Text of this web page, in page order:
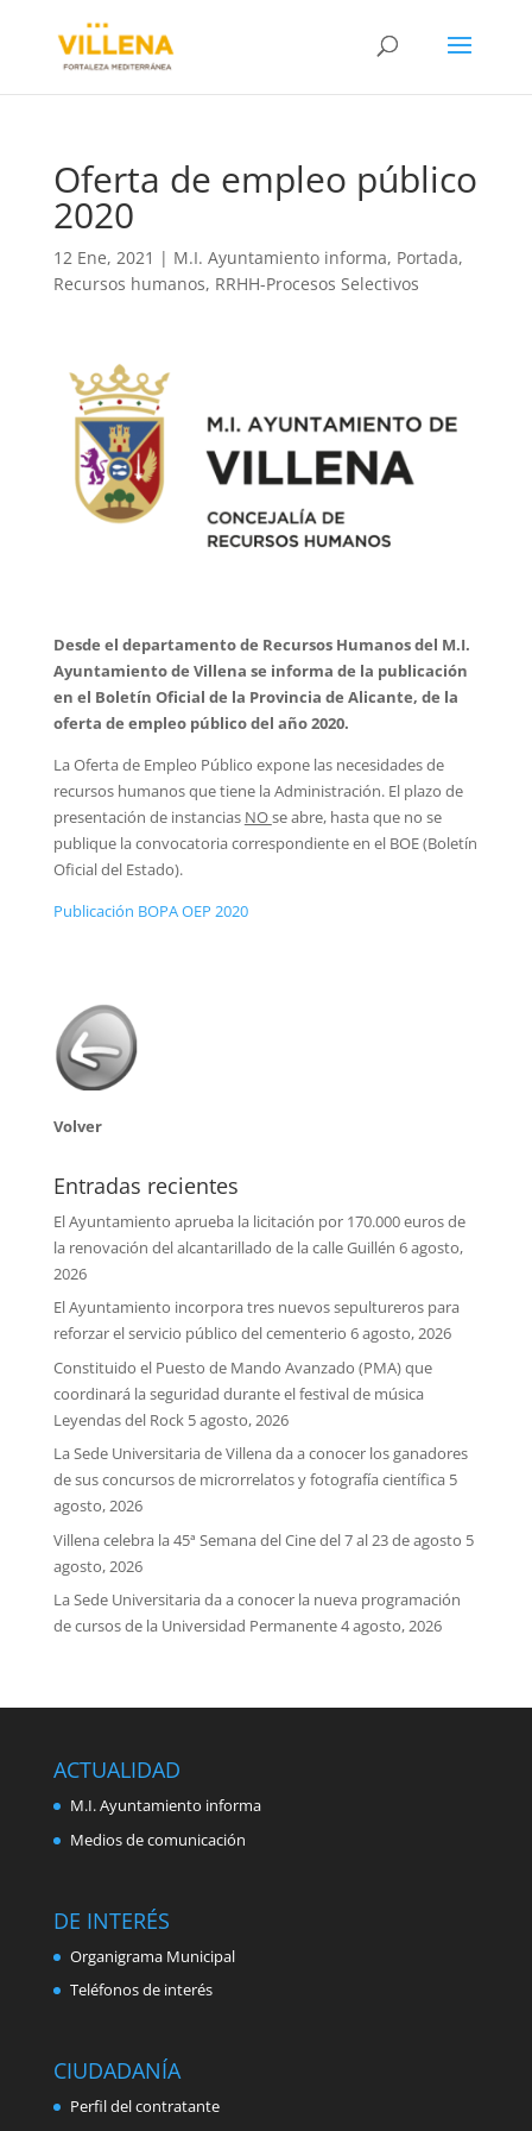
Oferta de empleo público
2020
12 Ene, 2021 | M.I. Ayuntamiento informa, Portada,
Recursos humanos, RRHH-Procesos Selectivos
Desde el departamento de Recursos Humanos del M.I.
Ayuntamiento de Villena se informa de la publicación
en el Boletín Oficial de la Provincia de Alicante, de la
oferta de empleo público del año 2020.
La Oferta de Empleo Público expone las necesidades de
recursos humanos que tiene la Administración. El plazo de
presentación de instancias NOse abre, hasta que no se
publique la convocatoria correspondiente en el BOE (Boletín
Oficial del Estado).
Publicación BOPA OEP 2020
Volver
Entradas recientes
El Ayuntamiento aprueba la licitación por 170.000 euros de
la renovación del alcantarillado de la calle Guillén 6 agosto,
2026
El Ayuntamiento incorpora tres nuevos sepultureros para
reforzar el servicio público del cementerio 6 agosto, 2026
Constituido el Puesto de Mando Avanzado (PMA) que
coordinará la seguridad durante el festival de música
Leyendas del Rock 5 agosto, 2026
La Sede Universitaria de Villena da a conocer los ganadores
de sus concursos de microrrelatos y fotografía científica 5
agosto, 2026
Villena celebra la 45ª Semana del Cine del 7 al 23 de agosto 5
agosto, 2026
La Sede Universitaria da a conocer la nueva programación
de cursos de la Universidad Permanente4 agosto, 2026
ACTUALIDAD
M.I. Ayuntamiento informa
Medios de comunicación
DE INTERÉS
Organigrama Municipal
Teléfonos de interés
CIUDADANÍA
Perfil del contratante